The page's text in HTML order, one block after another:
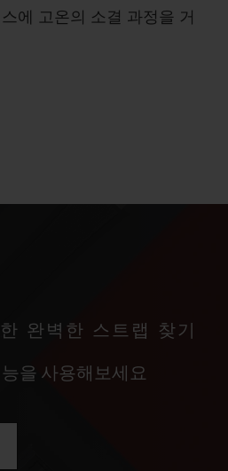
에 고온의 소결 과정을 거
완벽한 스트랩 찾기
을 사용해보세요